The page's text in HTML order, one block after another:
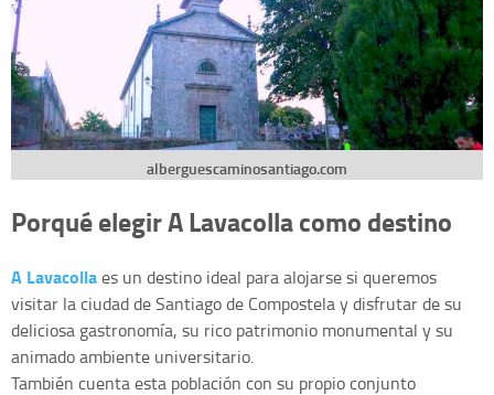
alberguescaminosantiago.com
Porqué elegir A Lavacolla como destino
A Lavacollaes un destino ideal para alojarse si queremos
visitar la ciudad de Santiago de Compostela y disfrutar de su
deliciosa gastronomía, su rico patrimonio monumental y su
animado ambiente universitario.
También cuenta esta población con su propio conjunto